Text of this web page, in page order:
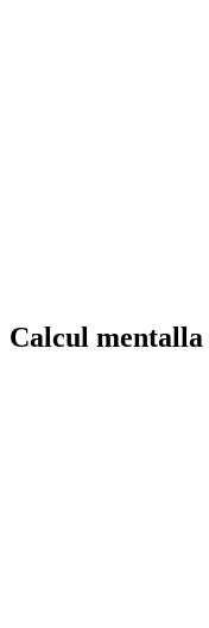
Calcul mentalla